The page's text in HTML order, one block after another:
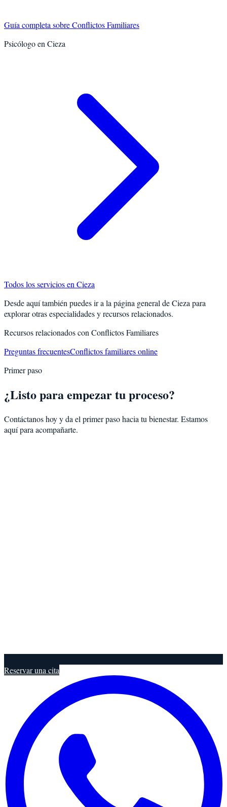
Guía completa sobreConflictos Familiares
Psicólogo en Cieza
Todos los servicios en Cieza
Desde aquí también puedes ir a la página general deCieza para
explorar otras especialidades y recursos relacionados.
Recursos relacionados con Conflictos Familiares
Preguntas frecuentesConflictos familiares online
Primer paso
¿Listo para empezar tu proceso?
Contáctanos hoy y da el primer paso hacia tu bienestar. Estamos
aquí para acompañarte.
Reservar una cita